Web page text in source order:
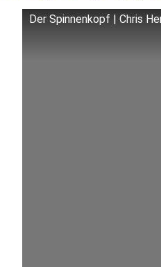
Der Spinnenkopf | Chris